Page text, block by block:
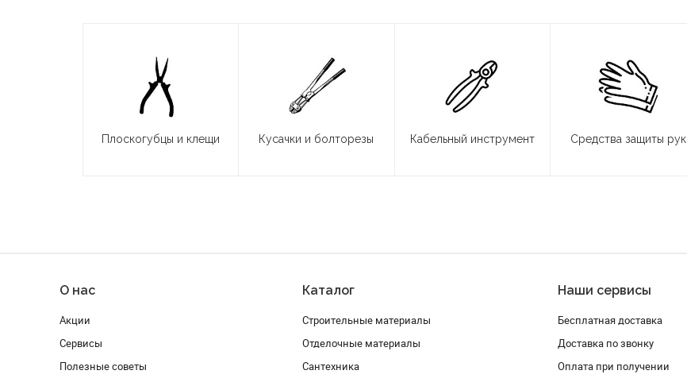
Плоскогубцы и клещи Кусачки и болторезы Кабельный инструмент Средства защиты рук
О нас
Акции
Сервисы
Полезные советы
Каталог
Строительные материалы
Отделочные материалы
Сантехника
Наши сервисы
Бесплатная доставка
Доставка по звонку
Оплата при получении